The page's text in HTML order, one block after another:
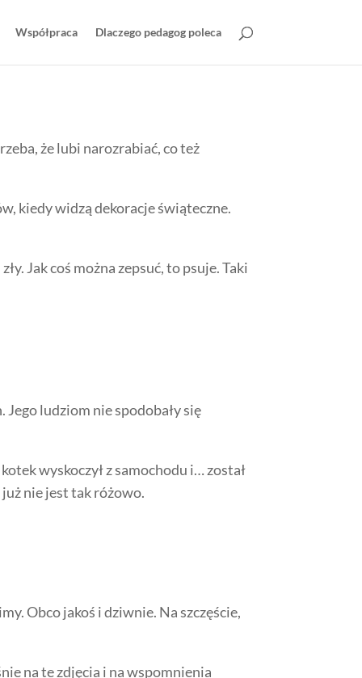
Współpraca Dlaczego pedagog poleca
że lubi narozrabiać, co też
kiedy widzą dekoracje świąteczne.
Jak coś można zepsuć, to psuje. Taki
ludziom nie spodobały się
wyskoczył z samochodu i… został
już nie jest tak różowo.
Obco jakoś i dziwnie. Na szczęście,
na te zdjęcia i na wspomnienia